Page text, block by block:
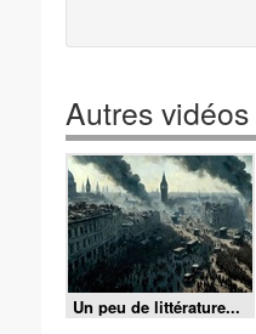
Autres vidéos
Un peu de littérature...
- La guerre des